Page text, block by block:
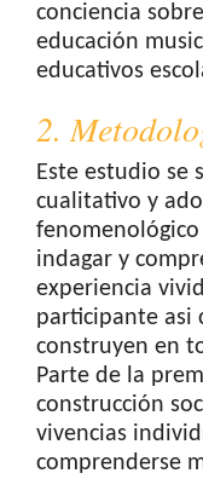
conciencia
educación
educativos
2.
Este estudio se
cualitativo y
indagar y
experiencia
participante asi
construyen en
Parte de la
construcción
vivencias
comprenderse